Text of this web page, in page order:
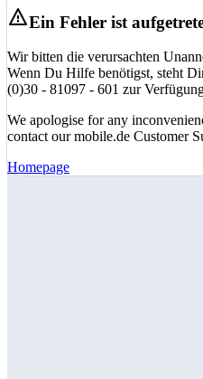
Ein Fehler ist
Wir bitten die verursachten
Wenn Du Hilfe benötigst, steht
(0)30 - 81097 - 601 zur
We apologise for any
contact our mobile.de Customer
Homepage